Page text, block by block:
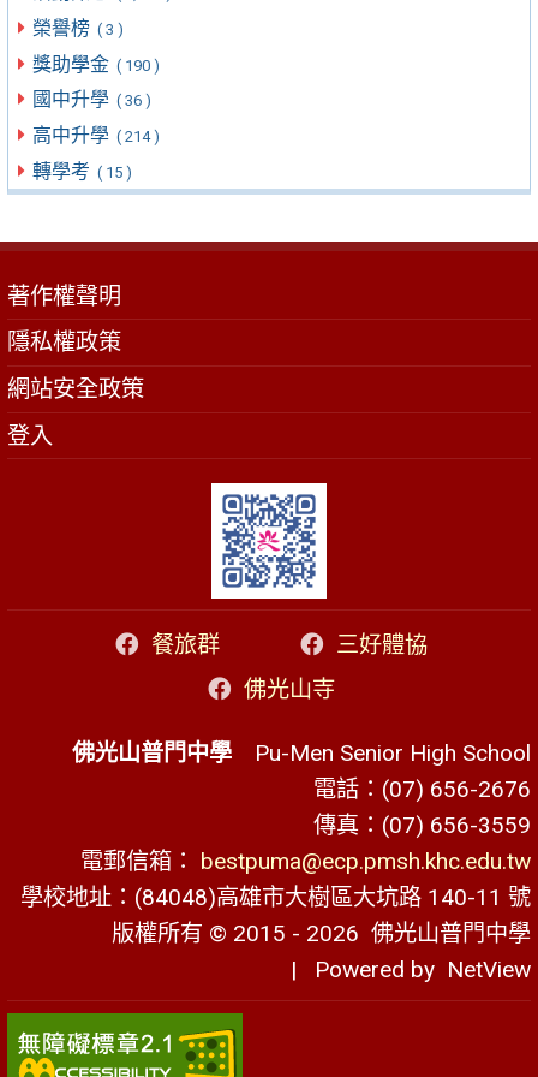
榮譽榜 ( 3 )
獎助學金 ( 190 )
國中升學 ( 36 )
高中升學 ( 214 )
轉學考 ( 15 )
著作權聲明
隱私權政策
網站安全政策
登入
餐旅群
三好體協
佛光山寺
佛光山普門中學 Pu-Men Senior High School
電話：(07) 656-2676
傳真：(07) 656-3559
電郵信箱： bestpuma@ecp.pmsh.khc.edu.tw
學校地址：(84048)高雄市大樹區大坑路 140-11 號
版權所有 © 2015 - 2026 佛光山普門中學
| Powered by NetView